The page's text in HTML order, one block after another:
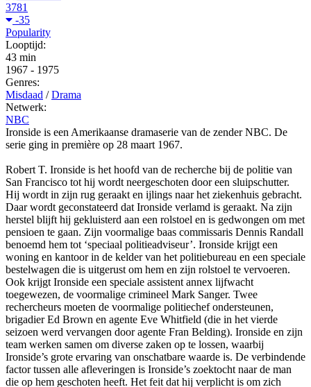
3781
-35
Popularity
Looptijd:
43 min
1967 - 1975
Genres:
Misdaad / Drama
Netwerk:
NBC
Ironside is een Amerikaanse dramaserie van de zender NBC. De
serie ging in première op 28 maart 1967.
Robert T. Ironside is het hoofd van de recherche bij de politie van
San Francisco tot hij wordt neergeschoten door een sluipschutter.
Hij wordt in zijn rug geraakt en ijlings naar het ziekenhuis gebracht.
Daar wordt geconstateerd dat Ironside verlamd is geraakt. Na zijn
herstel blijft hij gekluisterd aan een rolstoel en is gedwongen om met
pensioen te gaan. Zijn voormalige baas commissaris Dennis Randall
benoemd hem tot ‘speciaal politieadviseur’. Ironside krijgt een
woning en kantoor in de kelder van het politiebureau en een speciale
bestelwagen die is uitgerust om hem en zijn rolstoel te vervoeren.
Ook krijgt Ironside een speciale assistent annex lijfwacht
toegewezen, de voormalige crimineel Mark Sanger. Twee
rechercheurs moeten de voormalige politiechef ondersteunen,
brigadier Ed Brown en agente Eve Whitfield (die in het vierde
seizoen werd vervangen door agente Fran Belding). Ironside en zijn
team werken samen om diverse zaken op te lossen, waarbij
Ironside’s grote ervaring van onschatbare waarde is. De verbindende
factor tussen alle afleveringen is Ironside’s zoektocht naar de man
die op hem geschoten heeft. Het feit dat hij verplicht is om zich